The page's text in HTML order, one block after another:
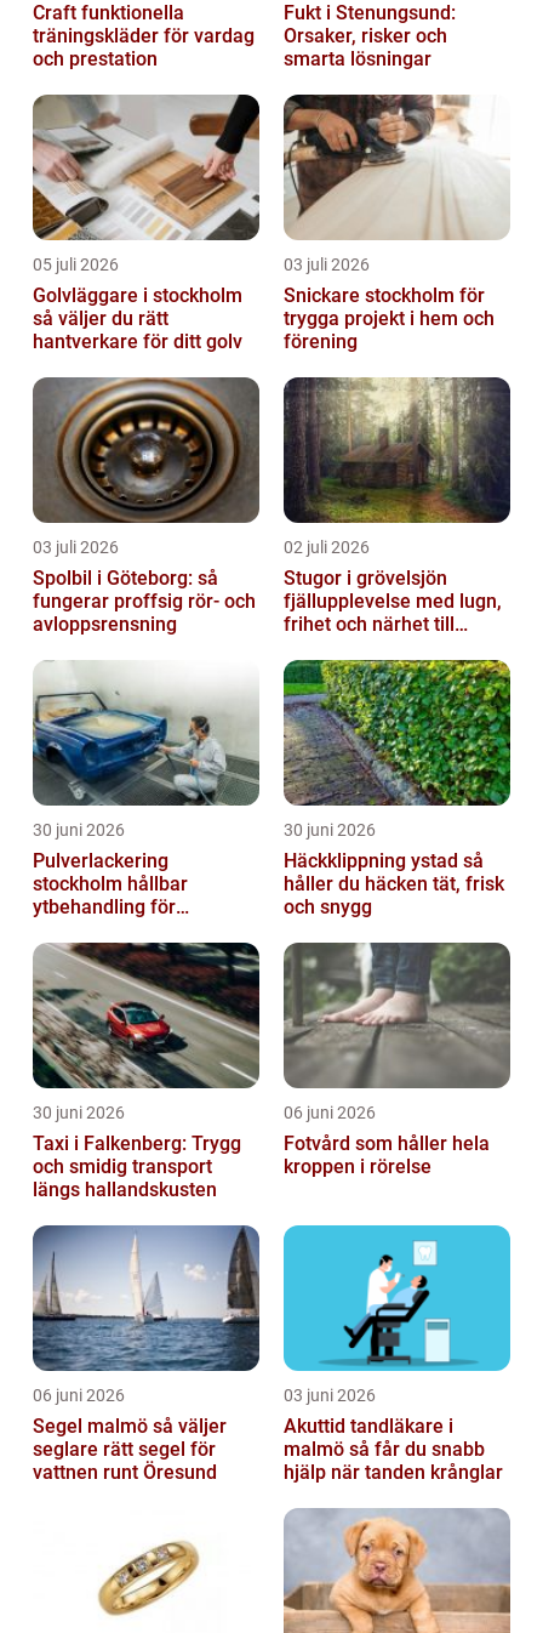
Craft funktionella
träningskläder för vardag
och prestation
Fukt i Stenungsund:
Orsaker, risker och
smarta lösningar
05 juli 2026
Golvläggare i stockholm
så väljer du rätt
hantverkare för ditt golv
03 juli 2026
Snickare stockholm för
trygga projekt i hem och
förening
03 juli 2026
Spolbil i Göteborg: så
fungerar proffsig rör- och
avloppsrensning
02 juli 2026
Stugor i grövelsjön
fjällupplevelse med lugn,
frihet och närhet till
30 juni 2026
Pulverlackering
stockholm hållbar
ytbehandling för
30 juni 2026
Häckklippning ystad så
håller du häcken tät, frisk
och snygg
30 juni 2026
Taxi i Falkenberg: Trygg
och smidig transport
längs hallandskusten
06 juni 2026
Fotvård som håller hela
kroppen i rörelse
06 juni 2026
Segel malmö så väljer
seglare rätt segel för
vattnen runt Öresund
03 juni 2026
Akuttid tandläkare i
malmö så får du snabb
hjälp när tanden krånglar